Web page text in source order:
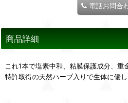
電話お問合
商品詳細
これ1本で塩素中和、粘膜保護成分、重
特許取得の天然ハーブ入りで生体に優し